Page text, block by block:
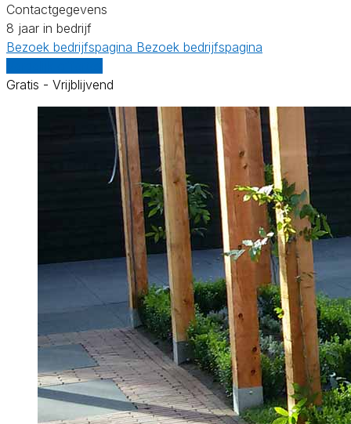
Contactgegevens
8 jaar in bedrijf
Bezoek bedrijfspagina Bezoek bedrijfspagina
Gratis - Vrijblijvend